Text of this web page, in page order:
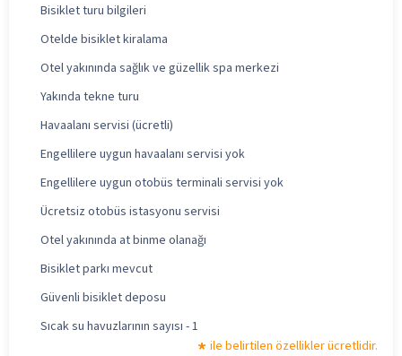
Bisiklet turu bilgileri
Otelde bisiklet kiralama
Otel yakınında sağlık ve güzellik spa merkezi
Yakında tekne turu
Havaalanı servisi (ücretli)
Engellilere uygun havaalanı servisi yok
Engellilere uygun otobüs terminali servisi yok
Ücretsiz otobüs istasyonu servisi
Otel yakınında at binme olanağı
Bisiklet parkı mevcut
Güvenli bisiklet deposu
Sıcak su havuzlarının sayısı - 1
ile belirtilen özellikler ücretlidir.